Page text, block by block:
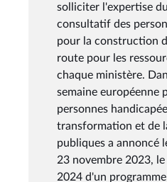
solliciter l'expertise
consultatif des
pour la construction
route pour les
chaque ministère.
semaine européenne
personnes
transformation et de
publiques a annoncé
23 novembre 2023,
2024 d'un programme